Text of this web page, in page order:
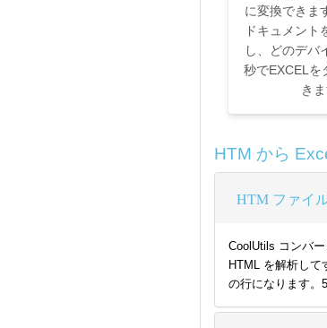
に変換できま
ドキュメント
し、どのデバ
秒でEXCELを
きま
HTM から
HTM ファイ
CoolUtils コンバ
HTML を解析し
の行になります。